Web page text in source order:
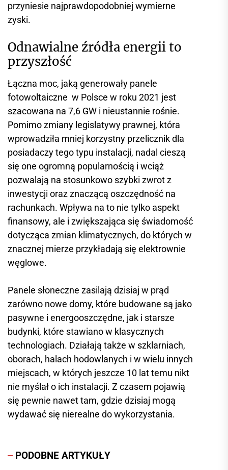
przyniesie najprawdopodobniej wymierne
zyski.
Odnawialne źródła energii to
przyszłość
Łączna moc, jaką generowały panele
fotowoltaiczne w Polsce w roku 2021 jest
szacowana na 7,6 GW i nieustannie rośnie.
Pomimo zmiany legislatywy prawnej, która
wprowadziła mniej korzystny przelicznik dla
posiadaczy tego typu instalacji, nadal cieszą
się one ogromną popularnością i wciąż
pozwalają na stosunkowo szybki zwrot z
inwestycji oraz znaczącą oszczędność na
rachunkach. Wpływa na to nie tylko aspekt
finansowy, ale i zwiększająca się świadomość
dotycząca zmian klimatycznych, do których w
znacznej mierze przykładają się elektrownie
węglowe.
Panele słoneczne zasilają dzisiaj w prąd
zarówno nowe domy, które budowane są jako
pasywne i energooszczędne, jak i starsze
budynki, które stawiano w klasycznych
technologiach. Działają także w szklarniach,
oborach, halach hodowlanych i w wielu innych
miejscach, w których jeszcze 10 lat temu nikt
nie myślał o ich instalacji. Z czasem pojawią
się pewnie nawet tam, gdzie dzisiaj mogą
wydawać się nierealne do wykorzystania.
PODOBNE ARTYKUŁY